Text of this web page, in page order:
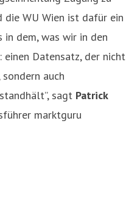
die WU Wien ist dafür ein
dem, was wir in den
einen Datensatz, der nicht
auch
sagt Patrick
marktguru